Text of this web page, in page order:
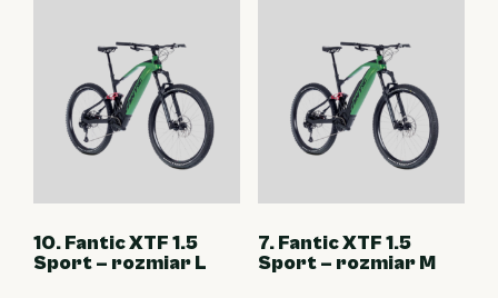
10. Fantic XTF 1.5
Sport – rozmiar L
7. Fantic XTF 1.5
Sport – rozmiar M